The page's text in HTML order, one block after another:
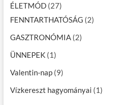
ÉLETMÓD(27)
FENNTARTHATÓSÁG (2)
GASZTRONÓMIA(2)
ÜNNEPEK(1)
Valentin-nap(9)
Vízkereszt hagyományai (1)